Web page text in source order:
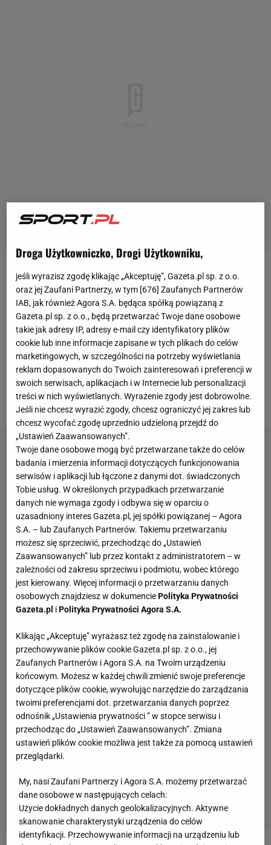
Nicola Zalewski miał problem z regularną grą w
Romie, która w ostatnich miesiącach przeżyła sporo
chaosu przez zmiany na stanowisku prezesa i na
ławce trenerskiej. W poszukiwaniu więcej szans
reprezentant Polski udał się na półroczne
wypożyczenie do Interu Mediolan. To był ryzykowny
ruch, patrząc na to, jak duża konkurencja jest na
wahadłach wInterze.
Droga Użytkowniczko, Drogi Użytkowniku,
jeśli wyrazisz zgodę klikając „Akceptuję”, Gazeta.pl sp. z o.o.
oraz jej Zaufani Partnerzy, w tym [676] Zaufanych Partnerów
IAB, jak również Agora S.A. będąca spółką powiązaną z
Gazeta.pl sp. z o.o., będą przetwarzać Twoje dane osobowe
takie jak adresy IP, adresy e-mail czy identyfikatory plików
cookie lub inne informacje zapisane w tych plikach do celów
marketingowych, w szczególności na potrzeby wyświetlania
reklam dopasowanych do Twoich zainteresowań i preferencji w
swoich serwisach, aplikacjach i w Internecie lub personalizacji
treści w nich wyświetlanych. Wyrażenie zgody jest dobrowolne.
Jeśli nie chcesz wyrazić zgody, chcesz ograniczyć jej zakres lub
chcesz wycofać zgodę uprzednio udzieloną przejdź do
„Ustawień Zaawansowanych”.
Twoje dane osobowe mogą być przetwarzane także do celów
badania i mierzenia informacji dotyczących funkcjonowania
serwisów i aplikacji lub łączone z danymi dot. świadczonych
Tobie usług. W określonych przypadkach przetwarzanie
danych nie wymaga zgody i odbywa się w oparciu o
uzasadniony interes Gazeta.pl, jej spółki powiązanej – Agora
S.A. – lub Zaufanych Partnerów. Takiemu przetwarzaniu
możesz się sprzeciwić, przechodząc do „Ustawień
Zaawansowanych” lub przez kontakt z administratorem – w
zależności od zakresu sprzeciwu i podmiotu, wobec którego
jest kierowany. Więcej informacji o przetwarzaniu danych
osobowych znajdziesz w dokumenciePolityka Prywatności
Gazeta.pl iPolityka Prywatności Agora S.A.
Klikając „Akceptuję” wyrażasz też zgodę na zainstalowanie i
przechowywanie plików cookie Gazeta.pl sp. z o.o., jej
Zaufanych Partnerów i Agora S.A. na Twoim urządzeniu
końcowym. Możesz w każdej chwili zmienić swoje preferencje
dotyczące plików cookie, wywołując narzędzie do zarządzania
twoimi preferencjami dot. przetwarzania danych poprzez
odnośnik „Ustawienia prywatności ” w stopce serwisu i
przechodząc do „Ustawień Zaawansowanych”. Zmiana
ustawień plików cookie możliwa jest także za pomocą ustawień
przeglądarki.
My, nasi Zaufani Partnerzy i Agora S.A. możemy przetwarzać
dane osobowe w następujących celach:
Użycie dokładnych danych geolokalizacyjnych. Aktywne
skanowanie charakterystyki urządzenia do celów
identyfikacji. Przechowywanie informacji na urządzeniu lub